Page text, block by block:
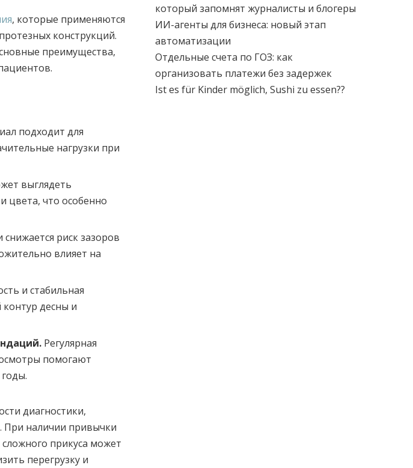
, которые применяются
конструкций.
преимущества,
подходит для
нагрузки при
выглядеть
цвета, что особенно
риск зазоров
влияет на
и стабильная
десны и
Регулярная
помогают
диагностики,
При наличии привычки
прикуса может
перегрузку и
который запомнят журналисты и блогеры
ИИ-агенты для бизнеса: новый этап
автоматизации
Отдельные счета по ГОЗ: как
организовать платежи без задержек
Ist es für Kinder möglich, Sushi zu essen??